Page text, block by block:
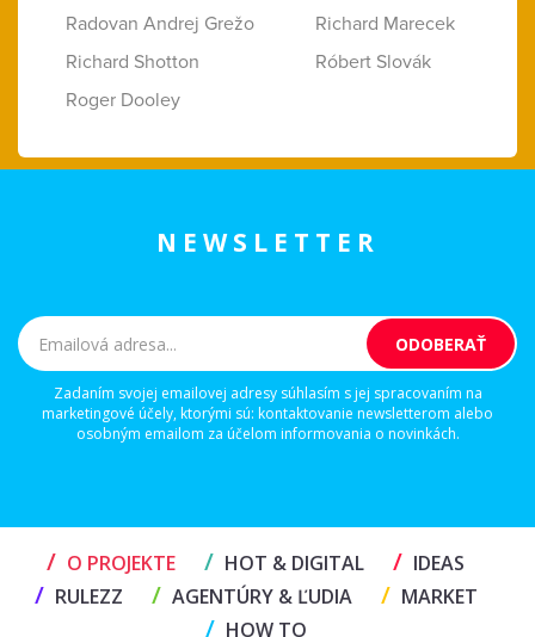
Radovan Andrej Grežo
Richard Marecek
Richard Shotton
Róbert Slovák
Roger Dooley
NEWSLETTER
Zadaním svojej emailovej adresy súhlasím s jej spracovaním na
marketingové účely, ktorými sú: kontaktovanie newsletterom alebo
osobným emailom za účelom informovania o novinkách.
/ O PROJEKTE / HOT & DIGITAL / IDEAS
/ RULEZZ / AGENTÚRY & ĽUDIA / MARKET
/ HOW TO